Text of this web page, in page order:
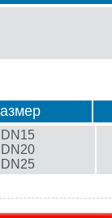
DN15
DN20
DN25